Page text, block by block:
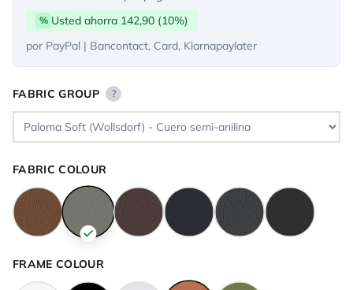
% Usted ahorra 142,90 (10%)
por PayPal | Bancontact, Card, Klarnapaylater
FABRIC GROUP ?
FABRIC COLOUR
FRAME COLOUR